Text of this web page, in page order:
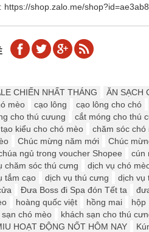
https://shop.zalo.me/
CHIẾN NHẤT THÁNG ĂN SẠCH
mèo
cạo lông cạo lông cho chó
cho thú cưung
cắt móng cho thú
kiểu cho chó mèo
chăm sóc chó
Chúc mừng năm mới Chúc
ngủ trong voucher Shopee
cún
chăm sóc thú cưng
dịch vụ chó
tắm cạo
dịch vụ thú cưng dịch vụ
Đưa Boss đi Spa đón Tết ta
hoàng quốc việt hồng mai hộp
sạn chó mèo
khách sạn cho thú
HOẠT ĐỘNG NỐT HÔM NAY